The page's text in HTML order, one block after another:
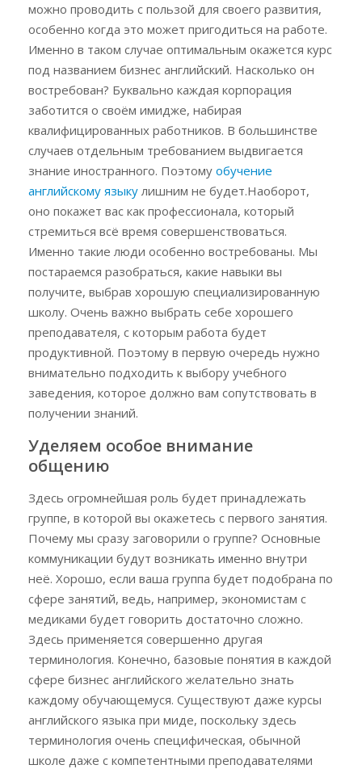
можно проводить с пользой для своего развития,
особенно когда это может пригодиться на работе.
Именно в таком случае оптимальным окажется курс
под названием бизнес английский. Насколько он
востребован? Буквально каждая корпорация
заботится о своём имидже, набирая
квалифицированных работников. В большинстве
случаев отдельным требованием выдвигается
знание иностранного. Поэтому обучение
английскому языку лишним не будет.Наоборот,
оно покажет вас как профессионала, который
стремиться всё время совершенствоваться.
Именно такие люди особенно востребованы. Мы
постараемся разобраться, какие навыки вы
получите, выбрав хорошую специализированную
школу. Очень важно выбрать себе хорошего
преподавателя, с которым работа будет
продуктивной. Поэтому в первую очередь нужно
внимательно подходить к выбору учебного
заведения, которое должно вам сопутствовать в
получении знаний.
Уделяем особое внимание
общению
Здесь огромнейшая роль будет принадлежать
группе, в которой вы окажетесь с первого занятия.
Почему мы сразу заговорили о группе? Основные
коммуникации будут возникать именно внутри
неё. Хорошо, если ваша группа будет подобрана по
сфере занятий, ведь, например, экономистам с
медиками будет говорить достаточно сложно.
Здесь применяется совершенно другая
терминология. Конечно, базовые понятия в каждой
сфере бизнес английского желательно знать
каждому обучающемуся. Существуют даже курсы
английского языка при миде, поскольку здесь
терминология очень специфическая, обычной
школе даже с компетентными преподавателями